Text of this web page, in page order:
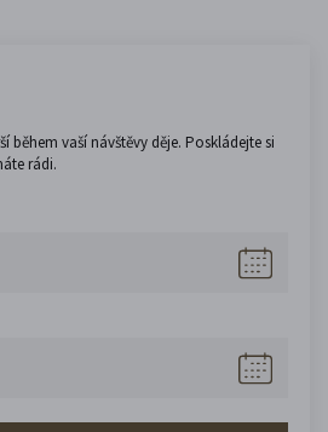
během vaší návštěvy děje. Poskládejte si
rádi.